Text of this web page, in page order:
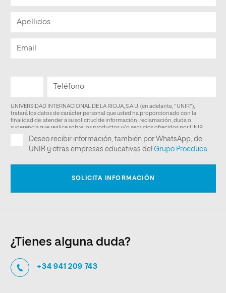
¿Tienes alguna duda?
+34 941 209 743